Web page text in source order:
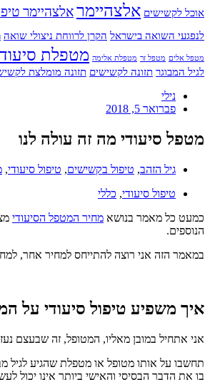
אוכל לקשישים אלצהיימראלצהיימר
לנפגעי השואה בישראל הקרן לרווחת ניצולי שואה
מטפל אלים מטפל זר מטפלת אלימה מטפלת
לגיל המבוגר תזונה לקשישים תזונה מומלצת
נילי
פברואר 5, 2018
מטפל סיעודי מה זה עולה לנו
גיל הזהב, טיפול בקשישים, טיפול סיעודי,
טיפול סיעודי, כללי
כמעט כל מאמר בנושא מחיר המטפל הסיעודי
הנוספים.
במאמר הזה אני רוצה להתייחס למחיר אחר,
איך משפיע טיפול סיעודי על
אני אתחיל במובן מאליו, המטופל, זה שבעצם
תחשבו על אותו מטופל או מטפלת שהגיע לגיל
בו את הדבר הבסיסי והאישי ביותר אינו